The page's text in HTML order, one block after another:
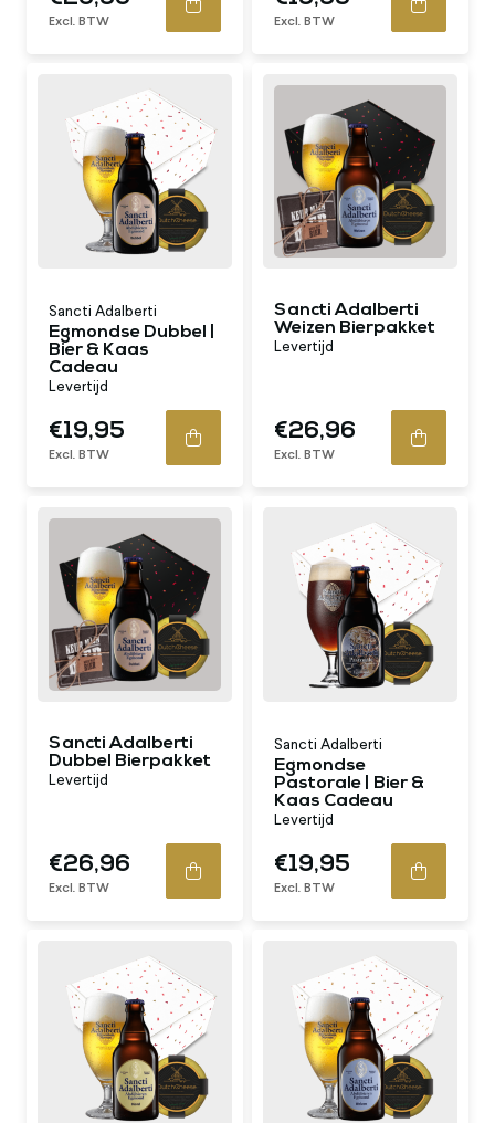
Excl. BTW Excl. BTW
Sancti Adalberti
Egmondse Dubbel |
Bier & Kaas
Cadeau
Levertijd
€19,95
Excl. BTW
Sancti Adalberti
Weizen Bierpakket
Levertijd
€26,96
Excl. BTW
Sancti Adalberti
Dubbel Bierpakket
Levertijd
€26,96
Excl. BTW
Sancti Adalberti
Egmondse
Pastorale | Bier &
Kaas Cadeau
Levertijd
€19,95
Excl. BTW